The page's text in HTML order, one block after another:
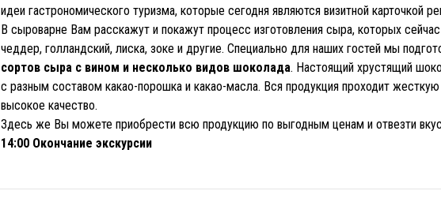
идеи гастрономического туризма, которые сегодня являются визитной карточкой
В сыроварне Вам расскажут и покажут процесс изготовления сыра, которых
чеддер, голландский, лиска, зоке и другие. Специально для наших гостей мы
сортов сыра с вином и несколько видов шоколада. Настоящий хрустящий
с разным составом какао-порошка и какао-масла. Вся продукция проходит
высокое качество.
Здесь же Вы можете приобрести всю продукцию по выгодным ценам и отвезти
14:00 Окончание экскурсии